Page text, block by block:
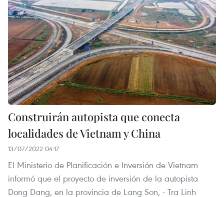
Construirán autopista que conecta
localidades de Vietnam y China
13/07/2022 04:17
El Ministerio de Planificación e Inversión de Vietnam
informó que el proyecto de inversión de la autopista
Dong Dang, en la provincia de Lang Son, - Tra Linh